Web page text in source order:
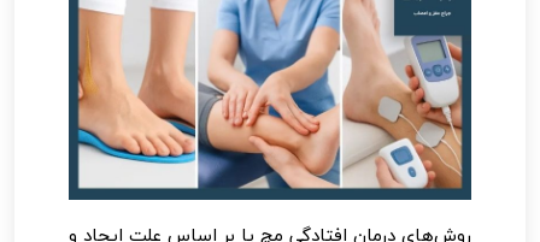
روش‌های درمان افتادگی مچ پا بر اساس علت ایجاد و